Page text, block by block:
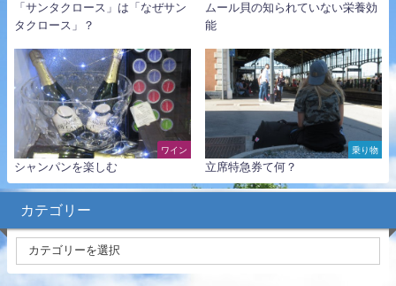
「サンタクロース」は「なぜサン
タクロース」？
ムール貝の知られていない栄養効
能
ワイン
シャンパンを楽しむ
乗り物
立席特急券て何？
カテゴリー